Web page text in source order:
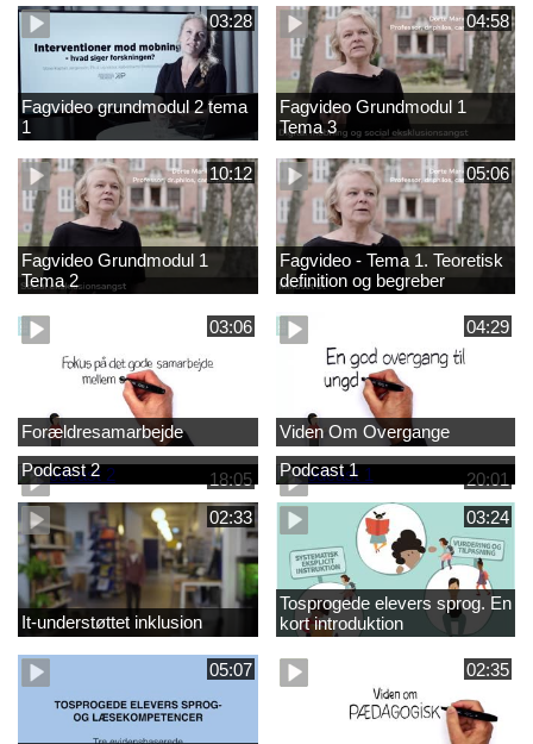
03:28
Fagvideo grundmodul 2 tema
1
04:58
Fagvideo Grundmodul 1
Tema 3
10:12
Fagvideo Grundmodul 1
Tema 2
05:06
Fagvideo - Tema 1. Teoretisk
definition og begreber
03:06
Forældresamarbejde
04:29
Viden Om Overgange
18:05
Podcast 2 20:01
Podcast 1
02:33
It-understøttet inklusion
03:24
Tosprogede elevers sprog. En
kort introduktion
05:07 02:35